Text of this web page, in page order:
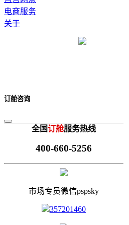
电商服务
关于
订舱咨询
全国订舱服务热线
400-660-5256
市场专员微信pspsky
357201460